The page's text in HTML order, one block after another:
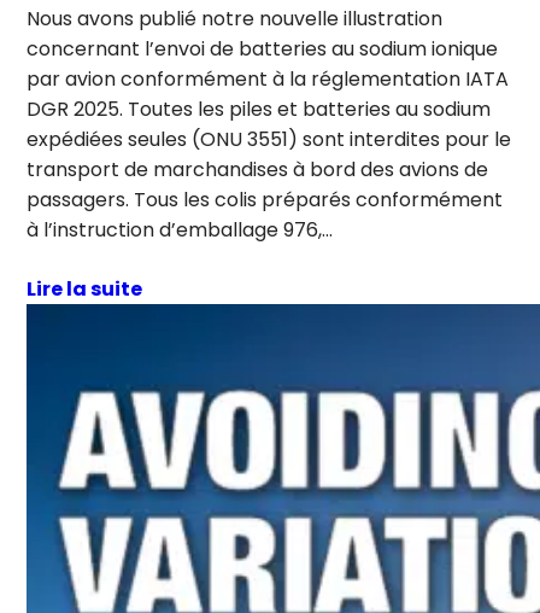
Nous avons publié notre nouvelle illustration
concernant l’envoi de batteries au sodium ionique
par avion conformément à la réglementation IATA
DGR 2025. Toutes les piles et batteries au sodium
expédiées seules (ONU 3551) sont interdites pour le
transport de marchandises à bord des avions de
passagers. Tous les colis préparés conformément
à l’instruction d’emballage 976,…
Lire la suite